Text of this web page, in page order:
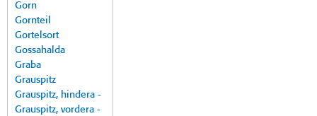
Gorn
Gornteil
Gortelsort
Gossahalda
Graba
Grauspitz
Grauspitz, hindera -
Grauspitz, vordera -